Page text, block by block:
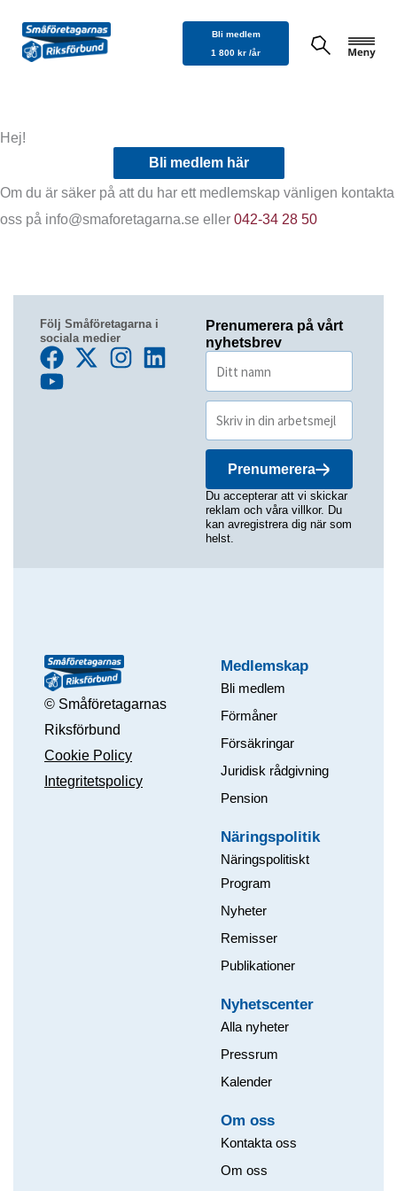
innehåll
Bli medlem
1 800 kr /år
Hej!
Bli medlem här
Om du är säker på att du har ett medlemskap vänligen kontakta
oss på info@smaforetagarna.se eller 042-34 28 50
Följ Småföretagarna i
sociala medier
Prenumerera på vårt
nyhetsbrev
Prenumerera
Du accepterar att vi skickar
reklam och våra villkor. Du
kan avregistrera dig när som
helst.
© Småföretagarnas
Riksförbund
Cookie Policy
Integritetspolicy
Medlemskap
Bli medlem
Förmåner
Försäkringar
Juridisk rådgivning
Pension
Näringspolitik
Näringspolitiskt
Program
Nyheter
Remisser
Publikationer
Nyhetscenter
Alla nyheter
Pressrum
Kalender
Om oss​
Kontakta oss
Om oss